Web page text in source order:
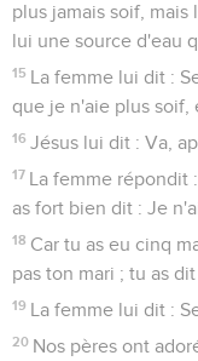
plus jamais soif,
lui une source d'eau
15 La femme lui dit :
que je n'aie plus soif,
16 Jésus lui dit : Va,
17 La femme répondit
as fort bien dit : Je
18 Car tu as eu cinq
pas ton mari ; tu as
19 La femme lui dit :
20 Nos pères ont